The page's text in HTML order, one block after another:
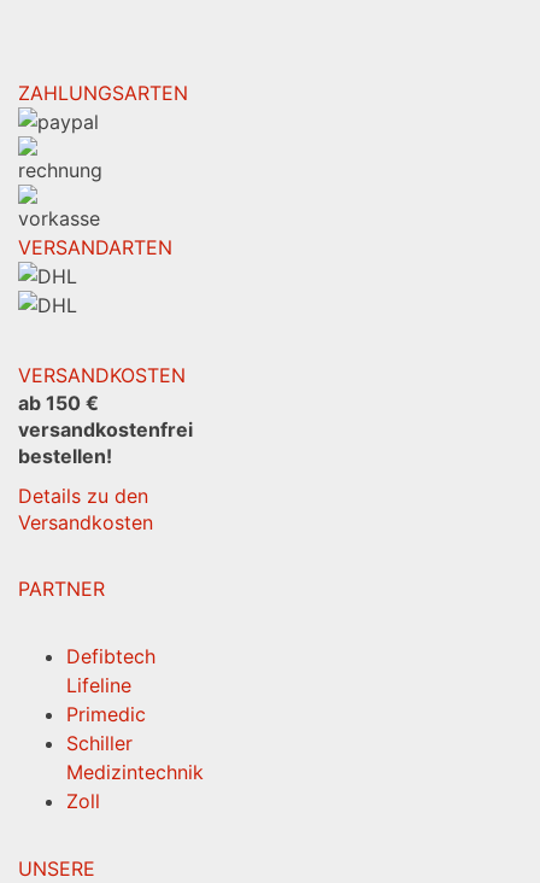
ZAHLUNGSARTEN
VERSANDARTEN
VERSANDKOSTEN
ab 150 €
versandkostenfrei
bestellen!
Details zu den
Versandkosten
PARTNER
Defibtech
Lifeline
Primedic
Schiller
Medizintechnik
Zoll
UNSERE